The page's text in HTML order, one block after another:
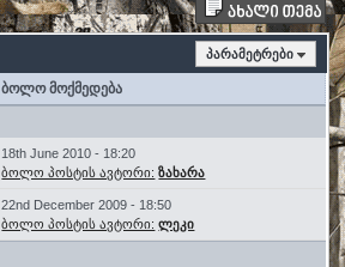
პარამეტრები
ბოლო მოქმედება
18th June 2010 - 18:20
ბოლო პოსტის ავტორი: ზახარა
22nd December 2009 - 18:50
ბოლო პოსტის ავტორი: ლეკი